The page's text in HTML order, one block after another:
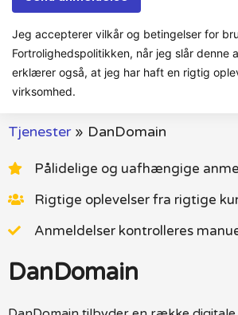
Jeg accepterer vilkår og betingelser for
Fortrolighedspolitikken, når jeg slår denne
erklærer også, at jeg har haft en rigtig
virksomhed.
Tjenester» DanDomain
Pålidelige og uafhængige
Rigtige oplevelser fra rigtige
Anmeldelser kontrolleres
DanDomain